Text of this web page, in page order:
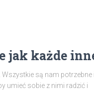
jak każde
są nam potrzebne i
umieć sobie z nimi radzić i